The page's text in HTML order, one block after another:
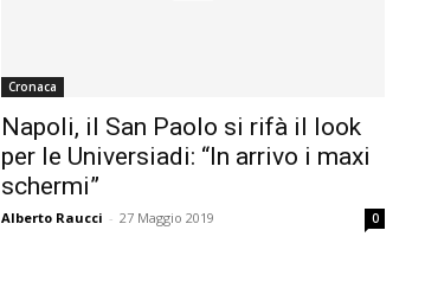
Cronaca
Napoli, il San Paolo si rifà il look
per le Universiadi: “In arrivo i maxi
schermi”
Alberto Raucci - 27 Maggio 2019 0